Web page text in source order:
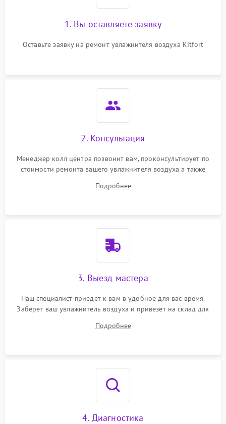
1. Вы оставляете заявку
Оставьте заявку на ремонт увлажнителя воздуха Kitfort
2. Консультация
Менеджер колл центра позвонит вам, проконсультирует по
стоимости ремонта вашего увлажнителя воздуха а также
Подробнее
3. Выезд мастера
Наш специалист приедет к вам в удобное для вас время.
Заберет ваш увлажнитель воздуха и привезет на склад для
Подробнее
4. Диагностика